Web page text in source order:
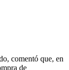
comentó que, en
de